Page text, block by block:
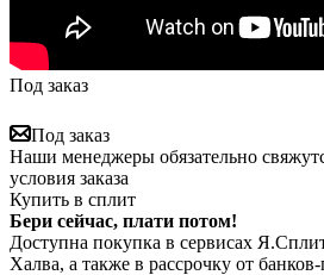
Под заказ
Под заказ
Наши менеджеры обязательно
условия заказа
Купить в сплит
Бери сейчас, плати потом!
Доступна покупка в сервисах
Халва, а также в рассрочку от